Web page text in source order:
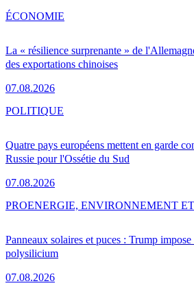
La « résilience surprenante » de
des exportations chinoises
07.08.2026
ÉCONOMIE
Quatre pays européens mettent en garde
Russie pour l'Ossétie du Sud
07.08.2026
POLITIQUE
Panneaux solaires et puces : Trump
polysilicium
07.08.2026
PROENERGIE, ENVIRONNEMENT